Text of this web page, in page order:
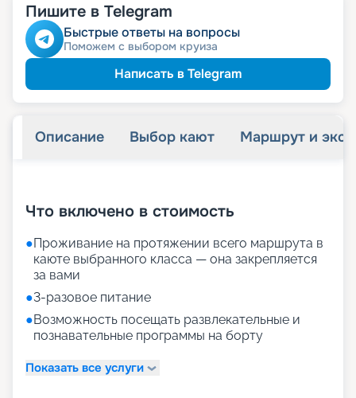
Пишите в Telegram
Быстрые ответы на вопросы
Поможем с выбором круиза
Написать в Telegram
Описание Выбор кают Маршрут и
Что включено в стоимость
●Проживание на протяжении всего маршрута в
каюте выбранного класса — она закрепляется
за вами
●3-разовое питание
●Возможность посещать развлекательные и
познавательные программы на борту
Показать все услуги